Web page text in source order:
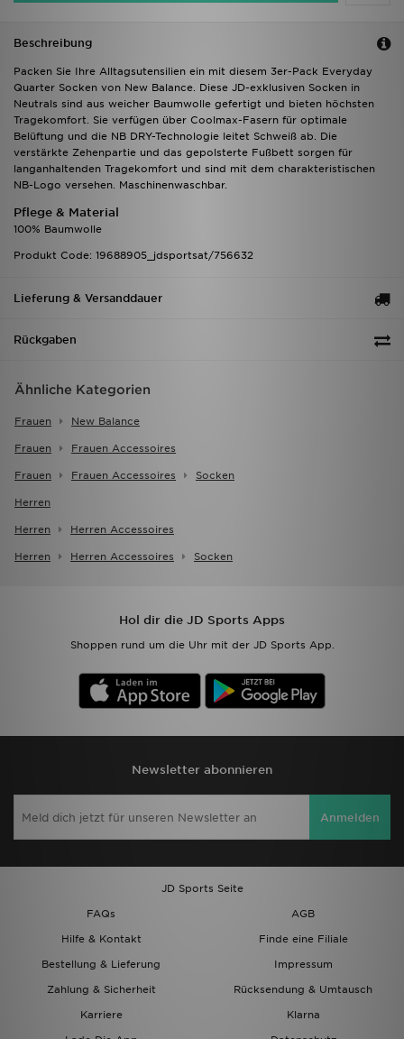
Beschreibung
Packen Sie Ihre Alltagsutensilien ein mit diesem 3er-Pack Everyday
Quarter Socken von New Balance. Diese JD-exklusiven Socken in
Neutrals sind aus weicher Baumwolle gefertigt und bieten höchsten
Tragekomfort. Sie verfügen über Coolmax-Fasern für optimale
Belüftung und die NB DRY-Technologie leitet Schweiß ab. Die
verstärkte Zehenpartie und das gepolsterte Fußbett sorgen für
langanhaltenden Tragekomfort und sind mit dem charakteristischen
NB-Logo versehen. Maschinenwaschbar.
Pflege & Material
100% Baumwolle
Produkt Code: 19688905_jdsportsat/756632
Lieferung & Versanddauer
Rückgaben
Ähnliche Kategorien
Frauen New Balance
Frauen Frauen Accessoires
Frauen Frauen Accessoires Socken
Herren
Herren Herren Accessoires
Herren Herren Accessoires Socken
Hol dir die JD Sports Apps
Shoppen rund um die Uhr mit der JD Sports App.
Newsletter abonnieren
Anmelden
JD Sports Seite
FAQs
AGB
Hilfe & Kontakt
Finde eine Filiale
Bestellung & Lieferung
Impressum
Zahlung & Sicherheit
Rücksendung & Umtausch
Karriere
Klarna